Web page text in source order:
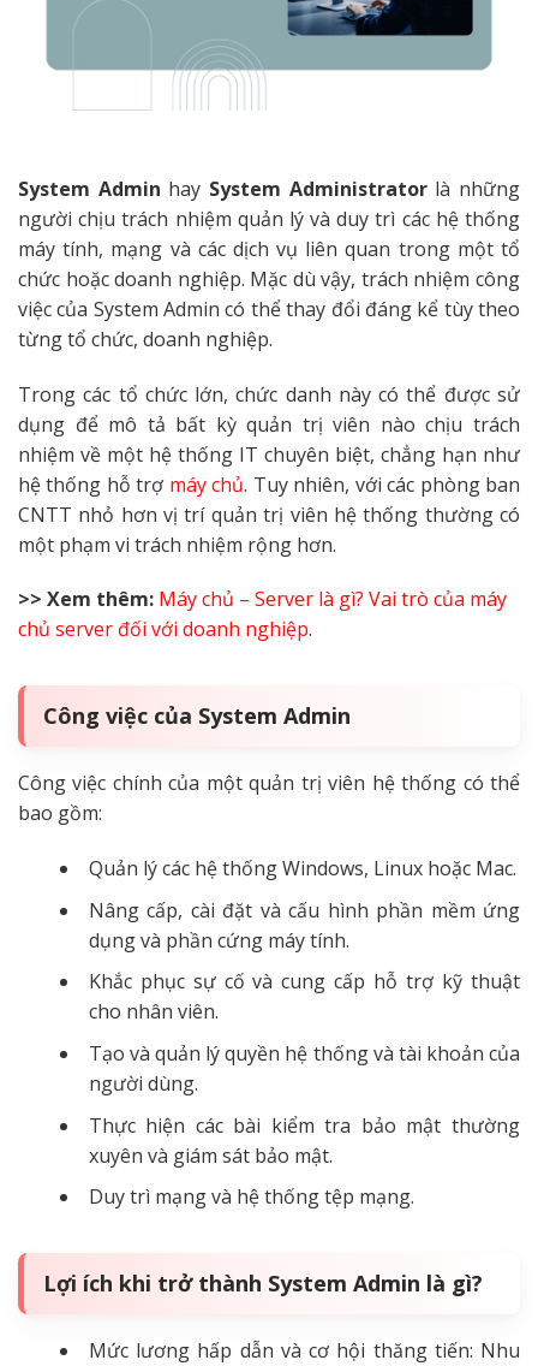
System Admin hay System Administratorlà những
người chịu trách nhiệm quản lý và duy trì các hệ thống
máy tính, mạng và các dịch vụ liên quan trong một tổ
chức hoặc doanh nghiệp. Mặc dù vậy, trách nhiệm công
việc của System Admin có thể thay đổi đáng kể tùy theo
từng tổ chức, doanh nghiệp.
Trong các tổ chức lớn, chức danh này có thể được sử
dụng để mô tả bất kỳ quản trị viên nào chịu trách
nhiệm về một hệ thống IT chuyên biệt, chẳng hạn như
hệ thống hỗ trợ máy chủ. Tuy nhiên, với các phòng ban
CNTT nhỏ hơn vị trí quản trị viên hệ thống thường có
một phạm vi trách nhiệm rộng hơn.
>> Xem thêm: Máy chủ – Server là gì? Vai trò của máy
chủ server đối với doanh nghiệp.
Công việc của System Admin
Công việc chính của một quản trị viên hệ thống có thể
bao gồm:
Quản lý các hệ thống Windows, Linux hoặc Mac.
Nâng cấp, cài đặt và cấu hình phần mềm ứng
dụng và phần cứng máy tính.
Khắc phục sự cố và cung cấp hỗ trợ kỹ thuật
cho nhân viên.
Tạo và quản lý quyền hệ thống và tài khoản của
người dùng.
Thực hiện các bài kiểm tra bảo mật thường
xuyên và giám sát bảo mật.
Duy trì mạng và hệ thống tệp mạng.
Lợi ích khi trở thành System Admin là gì?
Mức lương hấp dẫn và cơ hội thăng tiến: Nhu